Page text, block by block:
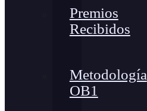
Premios
Recibidos
Metodología
OB1